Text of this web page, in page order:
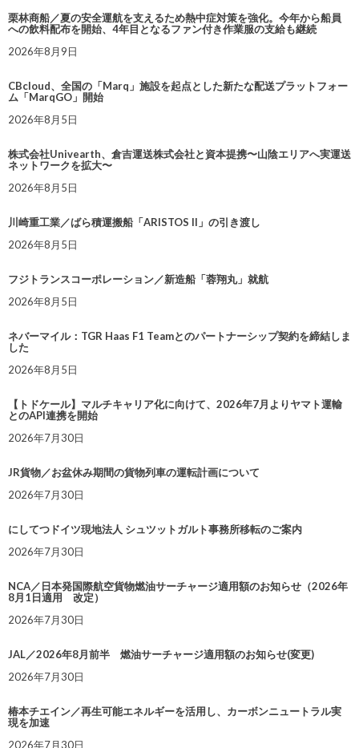
栗林商船／夏の安全運航を支えるため熱中症対策を強化。今年から船員
への飲料配布を開始、4年目となるファン付き作業服の支給も継続
2026年8月9日
CBcloud、全国の「Marq」施設を起点とした新たな配送プラットフォー
ム「MarqGO」開始
2026年8月5日
株式会社Univearth、倉吉運送株式会社と資本提携〜山陰エリアへ実運送
ネットワークを拡大〜
2026年8月5日
川崎重工業／ばら積運搬船「ARISTOS II」の引き渡し
2026年8月5日
フジトランスコーポレーション／新造船「蓉翔丸」就航
2026年8月5日
ネバーマイル：TGR Haas F1 Teamとのパートナーシップ契約を締結しま
した
2026年8月5日
【トドケール】マルチキャリア化に向けて、2026年7月よりヤマト運輸
とのAPI連携を開始
2026年7月30日
JR貨物／お盆休み期間の貨物列車の運転計画について
2026年7月30日
にしてつドイツ現地法人 シュツットガルト事務所移転のご案内
2026年7月30日
NCA／日本発国際航空貨物燃油サーチャージ適用額のお知らせ（2026年
8月1日適用 改定）
2026年7月30日
JAL／2026年8月前半 燃油サーチャージ適用額のお知らせ(変更)
2026年7月30日
椿本チエイン／再生可能エネルギーを活用し、カーボンニュートラル実
現を加速
2026年7月30日